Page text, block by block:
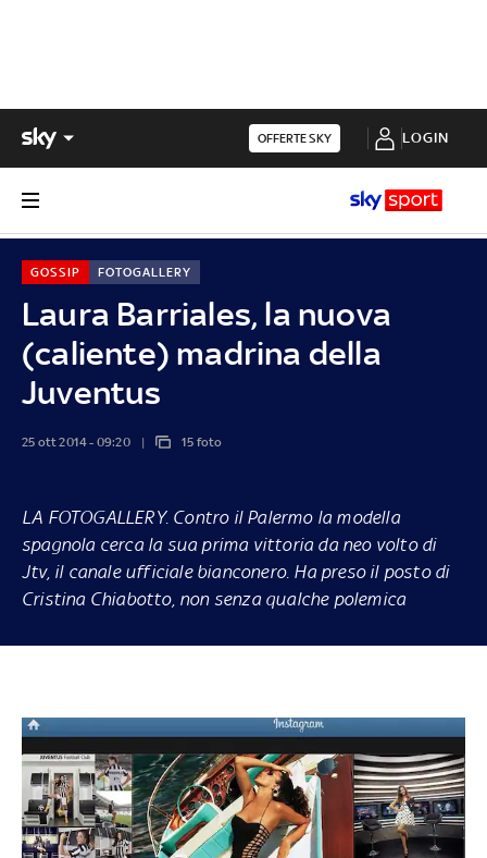
OFFERTE SKY LOGIN
Laura Barriales, la nuova
(caliente) madrina della
Juventus
GOSSIP FOTOGALLERY
25 ott 2014 - 09:20 15 foto
LA FOTOGALLERY. Contro il Palermo la modella
spagnola cerca la sua prima vittoria da neo volto di
Jtv, il canale ufficiale bianconero. Ha preso il posto di
Cristina Chiabotto, non senza qualche polemica